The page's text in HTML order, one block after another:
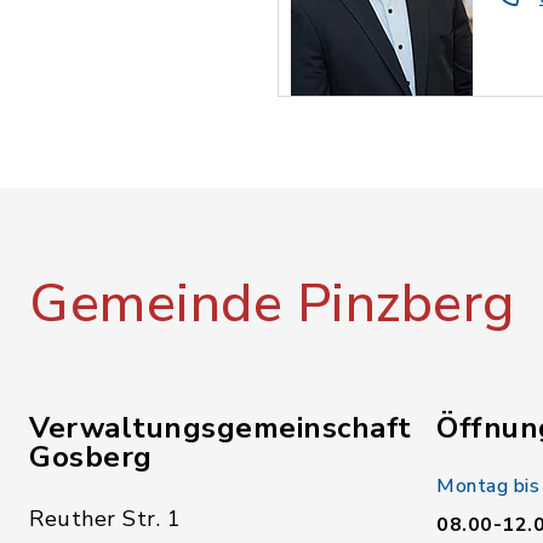
Gemeinde Pinzberg
Verwaltungsgemeinschaft
Gosberg
Reuther Str. 1
Montag
08.00-